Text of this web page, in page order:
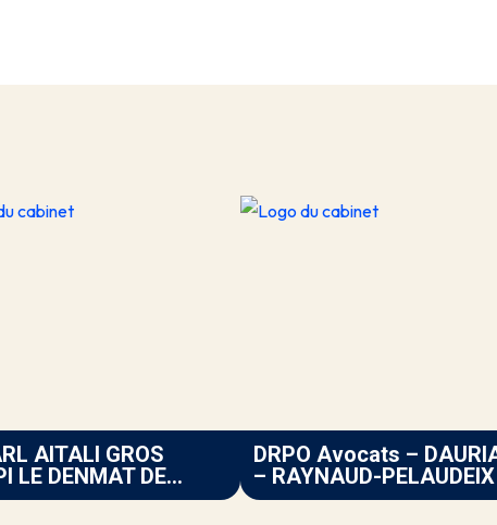
AITALI GROS
LE DENMAT DE
BECHARI
DRPO Avocats –
– RAYNAUD-
OUDJEDI